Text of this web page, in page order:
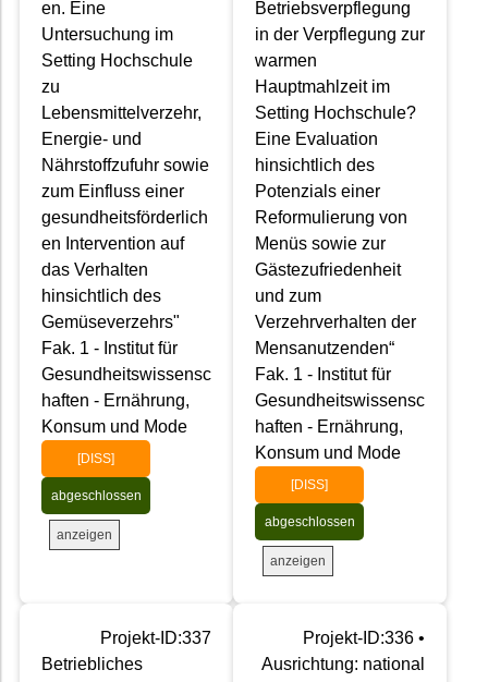
en. Eine
Untersuchung im
Setting Hochschule
zu
Lebensmittelverzehr,
Energie- und
Nährstoffzufuhr sowie
zum Einfluss einer
gesundheitsförderlich
en Intervention auf
das Verhalten
hinsichtlich des
Gemüseverzehrs"
Fak. 1 - Institut für
Gesundheitswissensc
haften - Ernährung,
Konsum und Mode
[DISS]
abgeschlossen
anzeigen
Betriebsverpflegung
in der Verpflegung zur
warmen
Hauptmahlzeit im
Setting Hochschule?
Eine Evaluation
hinsichtlich des
Potenzials einer
Reformulierung von
Menüs sowie zur
Gästezufriedenheit
und zum
Verzehrverhalten der
Mensanutzenden“
Fak. 1 - Institut für
Gesundheitswissensc
haften - Ernährung,
Konsum und Mode
[DISS]
abgeschlossen
anzeigen
Projekt-ID:337
Betriebliches
Projekt-ID:336 •
Ausrichtung: national